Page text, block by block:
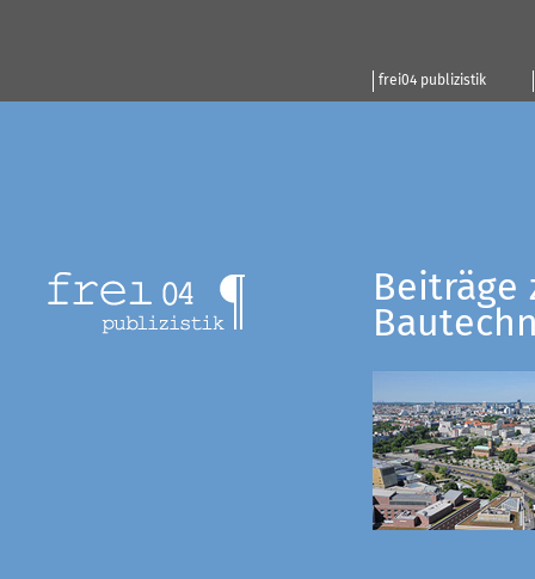
frei04 publizistik
Beiträge